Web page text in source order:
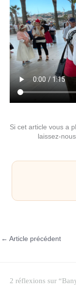
Si cet article vous a
laissez-
← Article précédent
2 réflexions sur